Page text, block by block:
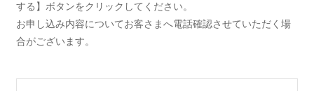
する】ボタンをクリックしてください。
お申し込み内容についてお客さまへ電話確認させていただく場
合がございます。